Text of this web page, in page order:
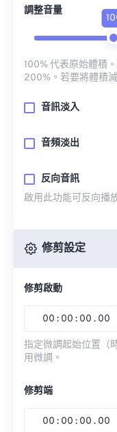
調整音量
100% 代表原始體積
200%。若要將體積
音訊淡入
音頻淡出
反向音訊
啟用此功能可反向播
修剪設定
修剪啟動
00 : 00 : 00 . 00
指定微調起始位置（
用微調。
修剪端
00 : 00 : 00 . 00